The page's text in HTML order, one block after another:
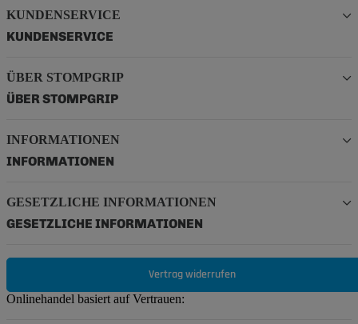
KUNDENSERVICE
KUNDENSERVICE
ÜBER STOMPGRIP
ÜBER STOMPGRIP
INFORMATIONEN
INFORMATIONEN
GESETZLICHE INFORMATIONEN
GESETZLICHE INFORMATIONEN
Vertrag widerrufen
Onlinehandel basiert auf Vertrauen: